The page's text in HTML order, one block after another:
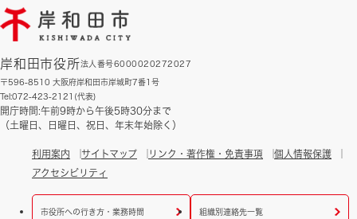
岸和田市役所法人番号6000020272027
〒596-8510 大阪府岸和田市岸城町7番1号
Tel:072-423-2121(代表)
開庁時間:午前9時から午後5時30分まで
（土曜日、日曜日、祝日、年末年始除く）
利用案内 サイトマップ リンク・著作権・免責事項
個人情報保護
アクセシビリティ
市役所への行き方・業務時間 組織別連絡先一覧